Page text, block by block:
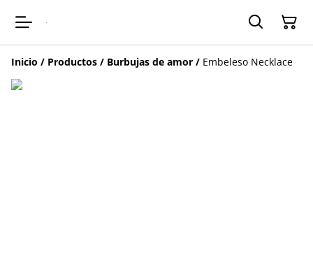
Inicio / Productos / Burbujas de amor / Embeleso Necklace